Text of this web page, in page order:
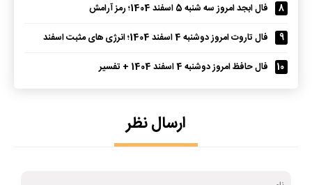
8
فال ابجد امروز سه شنبه 5 اسفند 1404؛ رمز آرامش
9
فال تاروت امروز دوشنبه 4 اسفند 1404؛ انرژی های مثبت اسفند
10
فال حافظ امروز دوشنبه 4 اسفند 1404 + تفسیر
ارسال نظر